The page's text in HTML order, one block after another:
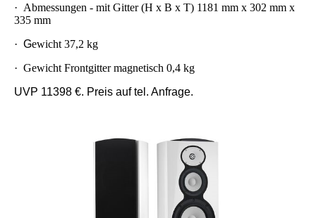
· Abmessungen - mit Gitter (H x B x T) 1181 mm x 302 mm x
335 mm
· Gewicht 37,2 kg
· Gewicht Frontgitter magnetisch 0,4 kg
UVP 11398 €. Preis auf tel. Anfrage.